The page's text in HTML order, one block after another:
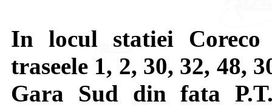
In locul statiei
traseele 1, 2, 30, 32, 48,
Gara Sud din fata